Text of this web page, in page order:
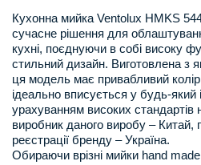
Кухонна мийка Ventolux HMKS
сучасне рішення для
кухні, поєднуючи в собі високу
стильний дизайн. Виготовлена з
ця модель має привабливий
ідеально вписується у будь-який
урахуванням високих стандартів
виробник даного виробу – Китай,
реєстрації бренду – Україна.
Обираючи врізні мийки hand